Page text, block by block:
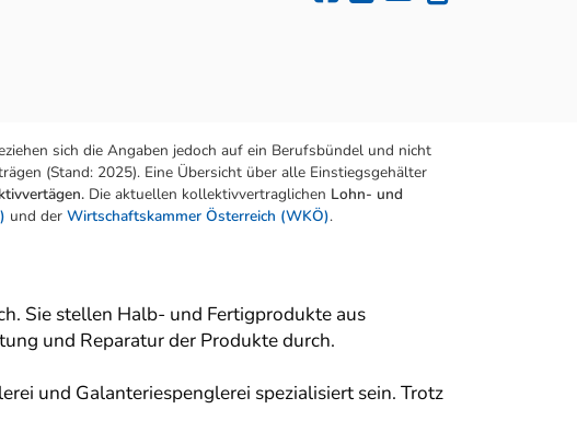
sich die Angaben jedoch auf ein Berufsbündel und nicht
(Stand: 2025). Eine Übersicht über alle Einstiegsgehälter
Die aktuellen kollektivvertraglichen Lohn- und
und der Wirtschaftskammer Österreich (WKÖ).
Sie stellen Halb- und Fertigprodukte aus
und Reparatur der Produkte durch.
und Galanteriespenglerei spezialisiert sein. Trotz